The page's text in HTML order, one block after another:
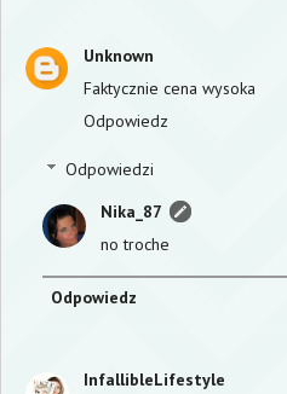
Unknown
Faktycznie cena wysoka
Odpowiedz
Odpowiedzi
Nika_87
no troche
Odpowiedz
InfallibleLifestyle